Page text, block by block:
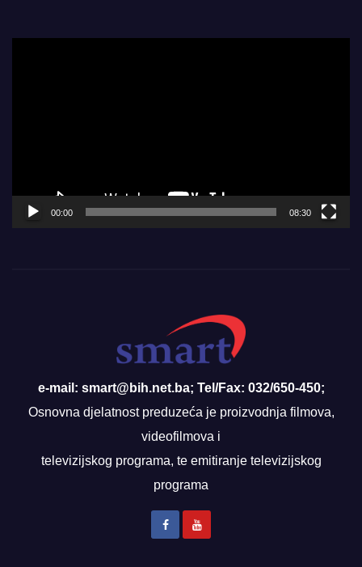
00:00 08:30
e-mail: smart@bih.net.ba; Tel/Fax: 032/650-450;
Osnovna djelatnost preduzeća je proizvodnja filmova,
videofilmova i
televizijskog programa, te emitiranje televizijskog
programa